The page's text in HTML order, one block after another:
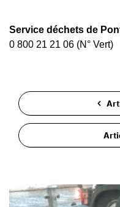
Service déchets de
0 800 21 21 06 (N° Vert)